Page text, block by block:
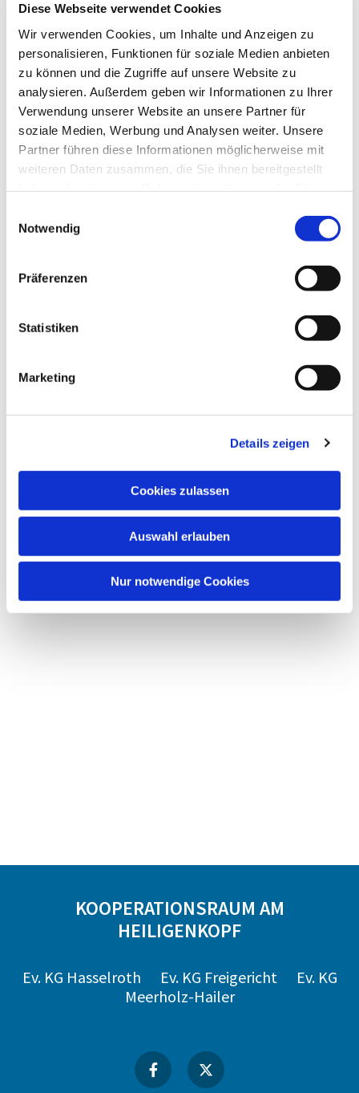
Diese Webseite verwendet Cookies
Wir verwenden Cookies, um Inhalte und Anzeigen zu
personalisieren, Funktionen für soziale Medien anbieten
zu können und die Zugriffe auf unsere Website zu
analysieren. Außerdem geben wir Informationen zu Ihrer
Verwendung unserer Website an unsere Partner für
soziale Medien, Werbung und Analysen weiter. Unsere
Partner führen diese Informationen möglicherweise mit
weiteren Daten zusammen, die Sie ihnen bereitgestellt
Notwendig
Präferenzen
Statistiken
Marketing
Details zeigen
Cookies zulassen
Auswahl erlauben
Nur notwendige Cookies
KOOPERATIONSRAUM AM
HEILIGENKOPF
Ev. KG Hasselroth Ev. KG Freigericht
Ev. KG
Meerholz-Hailer